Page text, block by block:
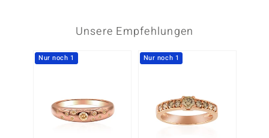
Unsere Empfehlungen
Nur noch 1 Nur noch 1